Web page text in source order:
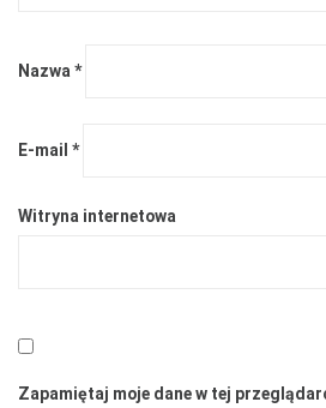
Nazwa *
E-mail *
Witryna internetowa
Zapamiętaj moje dane w tej